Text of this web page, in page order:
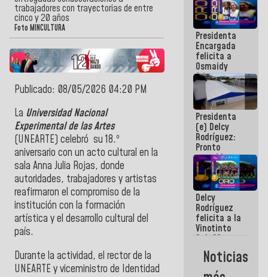
trabajadores con trayectorias de entre
cinco y 20 años
Foto MINCULTURA
Publicado: 08/05/2026 04:20 PM
La Universidad Nacional
Experimental de las Artes
(UNEARTE) celebró su 18.º
aniversario con un acto cultural en la
sala Anna Julia Rojas, donde
autoridades, trabajadores y artistas
reafirmaron el compromiso de la
institución con la formación
artística y el desarrollo cultural del
país.
Durante la actividad, el rector de la
UNEARTE y viceministro de Identidad
económica y
ejecución de
fondos de
emergencia
post-sismos
Presidenta
Encargada
felicita a
Osmaidy
Arias y
Giraly
Marcano por
hacer
historia en
los
Centroamericanos
Presidenta
(e) Delcy
Rodríguez:
Pronto
restableceremos
las
operaciones
en el
Aeropuerto
Internacional
de
Maiquetía
Delcy
Rodríguez
felicita a la
Vinotinto
Sub 20
campeona
frente
México Sub
Noticias